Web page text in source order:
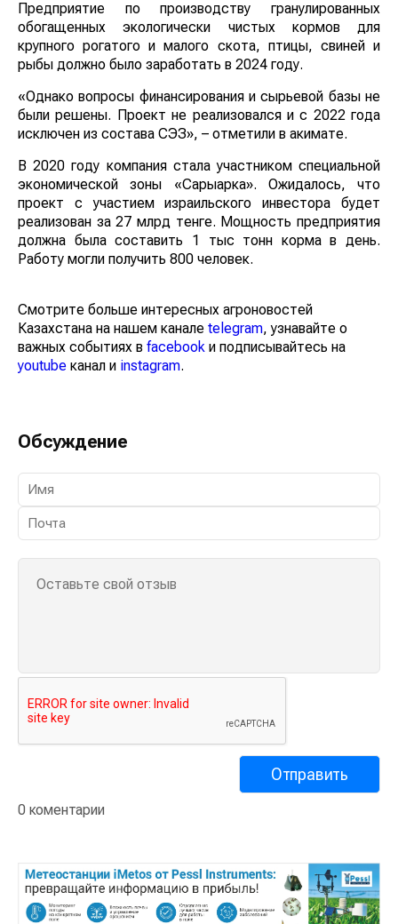
Предприятие по производству гранулированных
обогащенных экологически чистых кормов для
крупного рогатого и малого скота, птицы, свиней и
рыбы должно было заработать в 2024 году.
«Однако вопросы финансирования и сырьевой базы не
были решены. Проект не реализовался и с 2022 года
исключен из состава СЭЗ», – отметили в акимате.
В 2020 году компания стала участником специальной
экономической зоны «Сарыарка». Ожидалось, что
проект с участием израильского инвестора будет
реализован за 27 млрд тенге. Мощность предприятия
должна была составить 1 тыс тонн корма в день.
Работу могли получить 800 человек.
Смотрите больше интересных агроновостей
Казахстана на нашем канале telegram, узнавайте о
важных событиях в facebook и подписывайтесь на
youtube канал и instagram.
Обсуждение
0 коментарии